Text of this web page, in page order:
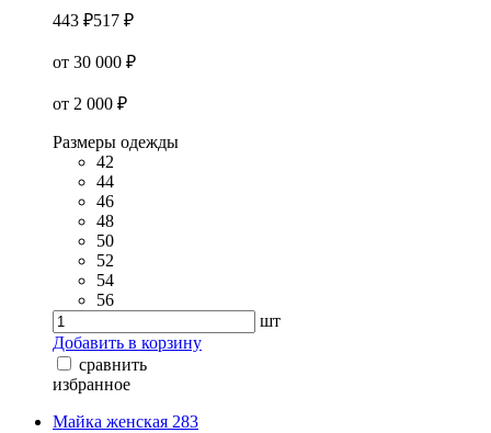
443 ₽517 ₽
от 30 000 ₽
от 2 000 ₽
Размеры одежды
42
44
46
48
50
52
54
56
шт
Добавить в корзину
сравнить
избранное
Майка женская 283